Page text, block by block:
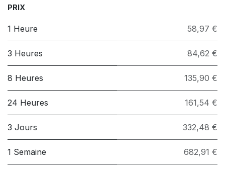
PRIX
1 Heure 58,97 €
3 Heures 84,62 €
8 Heures 135,90 €
24 Heures 161,54 €
3 Jours 332,48 €
1 Semaine 682,91 €